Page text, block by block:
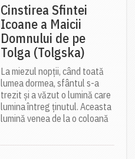
Cinstirea Sfintei
Icoane a Maicii
Domnului de pe
Tolga (Tolgska)
La miezul nopții, când toată
lumea dormea, sfântul s-a
trezit și a văzut o lumină care
lumina întreg ținutul. Aceasta
lumină venea de la o coloană